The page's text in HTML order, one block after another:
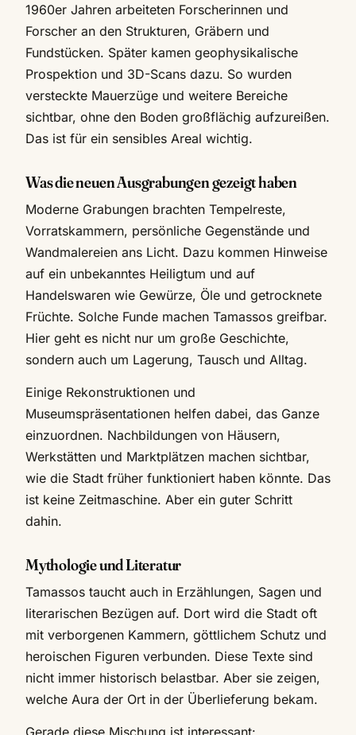
1960er Jahren arbeiteten Forscherinnen und
Forscher an den Strukturen, Gräbern und
Fundstücken. Später kamen geophysikalische
Prospektion und 3D-Scans dazu. So wurden
versteckte Mauerzüge und weitere Bereiche
sichtbar, ohne den Boden großflächig aufzureißen.
Das ist für ein sensibles Areal wichtig.
Was die neuen Ausgrabungen gezeigt haben
Moderne Grabungen brachten Tempelreste,
Vorratskammern, persönliche Gegenstände und
Wandmalereien ans Licht. Dazu kommen Hinweise
auf ein unbekanntes Heiligtum und auf
Handelswaren wie Gewürze, Öle und getrocknete
Früchte. Solche Funde machen Tamassos greifbar.
Hier geht es nicht nur um große Geschichte,
sondern auch um Lagerung, Tausch und Alltag.
Einige Rekonstruktionen und
Museumspräsentationen helfen dabei, das Ganze
einzuordnen. Nachbildungen von Häusern,
Werkstätten und Marktplätzen machen sichtbar,
wie die Stadt früher funktioniert haben könnte. Das
ist keine Zeitmaschine. Aber ein guter Schritt
dahin.
Mythologie und Literatur
Tamassos taucht auch in Erzählungen, Sagen und
literarischen Bezügen auf. Dort wird die Stadt oft
mit verborgenen Kammern, göttlichem Schutz und
heroischen Figuren verbunden. Diese Texte sind
nicht immer historisch belastbar. Aber sie zeigen,
welche Aura der Ort in der Überlieferung bekam.
Gerade diese Mischung ist interessant: